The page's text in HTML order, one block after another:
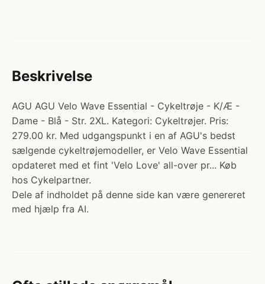
Beskrivelse
AGU AGU Velo Wave Essential - Cykeltrøje - K/Æ -
Dame - Blå - Str. 2XL. Kategori: Cykeltrøjer. Pris:
279.00 kr. Med udgangspunkt i en af AGU's bedst
sælgende cykeltrøjemodeller, er Velo Wave Essential
opdateret med et fint 'Velo Love' all-over pr... Køb
hos Cykelpartner.
Dele af indholdet på denne side kan være genereret
med hjælp fra AI.